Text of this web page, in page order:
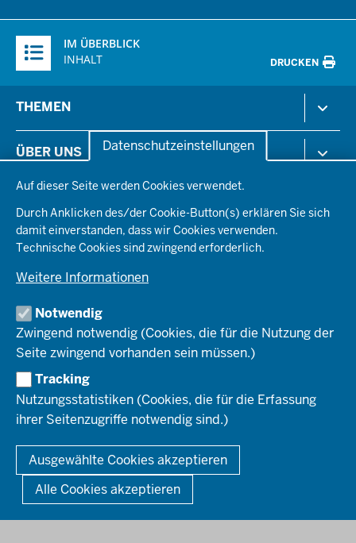
Datenschutzeinstellungen
Auf dieser Seite werden Cookies verwendet.
Durch Anklicken des/der Cookie-Button(s) erklären Sie sich
damit einverstanden, dass wir Cookies verwenden.
Technische Cookies sind zwingend erforderlich.
Weitere Informationen
Notwendig
Zwingend notwendig (Cookies, die für die Nutzung der
Seite zwingend vorhanden sein müssen.)
Tracking
Nutzungsstatistiken (Cookies, die für die Erfassung
ihrer Seitenzugriffe notwendig sind.)
Ausgewählte Cookies akzeptieren
Alle Cookies akzeptieren
Inhalte
IM ÜBERBLICK
INHALT
DRUCKEN
in
der
Fußzeile
THEMEN
Gesundheit & Soziales
Kommunales & Wirtschaft
Planen & Bauen
Schule & Bildung
Umwelt & Natur
ÜBER UNS
Aktenpläne
Organisationsstruktur
Behördenleitung
Die Bezirksregierung
Organisationsplan
Institutionen
Arbeitgeberprofil
Stellenangebote
Ausbildung
PRESSE
Pressefotos
Social-Media-Kanäle
REGIONALRAT DÜSSELDORF
SERVICES
Bekanntmachungen
Förderprogramme
Kontakt
Mediathek
So finden Sie uns
Anerkennung von Bildungsnachweisen
Offenlagen
HOTLINE
© 2026 Bezirksregierung Düsseldorf
Fußzeile
DATENSCHUTZ BARRIEREFREIHEIT
IMPRESSUM
KONTAKT